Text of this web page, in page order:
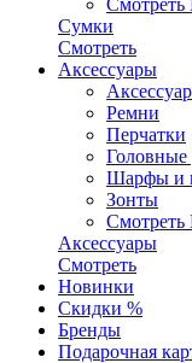
Сумки
Смотреть
Аксессуары
Ремни
Перчатки
Шарфы и
Зонты
Смотреть
Аксессуары
Смотреть
Новинки
Скидки %
Бренды
Подарочная